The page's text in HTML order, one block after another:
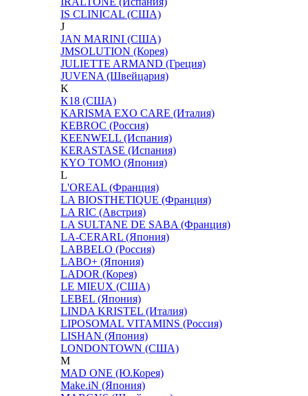
IS CLINICAL (США)
J
JAN MARINI (США)
JMSOLUTION (Корея)
JULIETTE ARMAND (Греция)
JUVENA (Швейцария)
K
K18 (США)
KARISMA EXO CARE (Италия)
KEBROC (Россия)
KEENWELL (Испания)
KERASTASE (Испания)
KYO TOMO (Япония)
L
L'OREAL (Франция)
LA BIOSTHETIQUE (Франция)
LA RIC (Австрия)
LA SULTANE DE SABA (Франция)
LA-CERARL (Япония)
LABBELO (Россия)
LABO+ (Япония)
LADOR (Корея)
LE MIEUX (США)
LEBEL (Япония)
LINDA KRISTEL (Италия)
LIPOSOMAL VITAMINS (Россия)
LISHAN (Япония)
LONDONTOWN (США)
M
MAD ONE (Ю.Корея)
Make.iN (Япония)